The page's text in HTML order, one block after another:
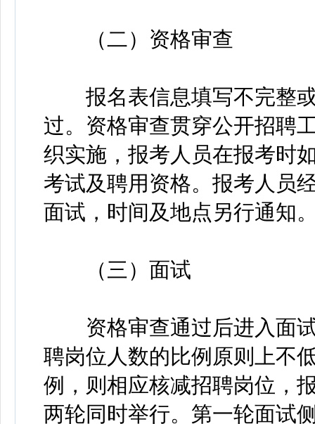
（二）资格审查
报名表信息填写不完整或
过。资格审查贯穿公开招聘
织实施，报考人员在报考时
考试及聘用资格。报考人员
面试，时间及地点另行通知
（三）面试
资格审查通过后进入面试
聘岗位人数的比例原则上不
例，则相应核减招聘岗位，
两轮同时举行。第一轮面试